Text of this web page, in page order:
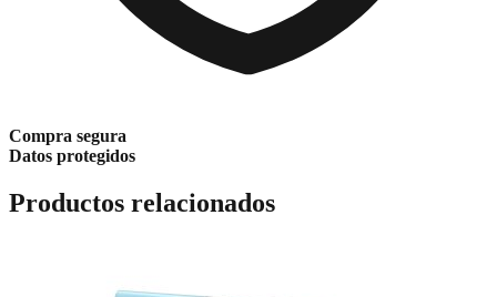
Compra segura
Datos protegidos
Productos relacionados